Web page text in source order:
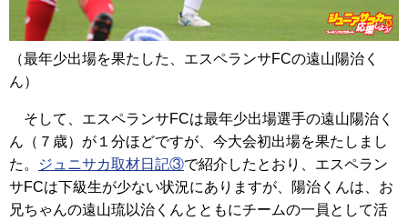
（最年少出場を果たした、エスペランサFCの遠山陽治く
ん）
そして、エスペランサFCは最年少出場選手の遠山陽治く
ん（７歳）が１分ほどですが、今大会初出場を果たしまし
た。
ジュニサカ取材日記③で紹介したとおり、エスペラン
サFCは下級生が少ない状況にありますが、陽治くんは、お
兄ちゃんの遠山琉以治くんとともにチームの一員として活